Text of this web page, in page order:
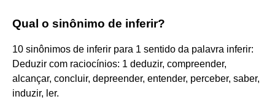
Qual o sinônimo de inferir?
10 sinônimos de inferir para 1 sentido da palavra inferir:
Deduzir com raciocínios: 1 deduzir, compreender,
alcançar, concluir, depreender, entender, perceber, saber,
induzir, ler.